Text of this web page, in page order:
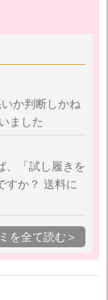
、そっちが
きませんっ
ちなみに、
たらその送
分、返す分、
と利用しませ
か判断しかね
ました
、「試し履きを
すか？ 送料に
を全て読む＞